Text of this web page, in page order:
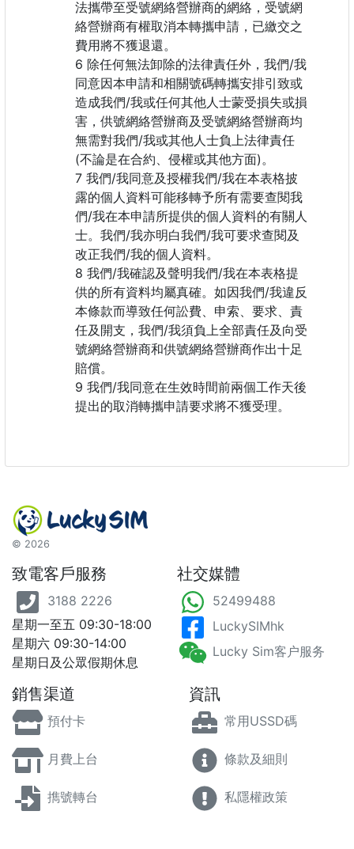
法攜帶至受號網絡營辦商的網絡，受號網
絡營辦商有權取消本轉攜申請，已繳交之
費用將不獲退還。
除任何無法卸除的法律責任外，我們/我
同意因本申請和相關號碼轉攜安排引致或
造成我們/我或任何其他人士蒙受損失或損
害，供號網絡營辦商及受號網絡營辦商均
無需對我們/我或其他人士負上法律責任
(不論是在合約、侵權或其他方面)。
我們/我同意及授權我們/我在本表格披
露的個人資料可能移轉予所有需要查閱我
們/我在本申請所提供的個人資料的有關人
士。我們/我亦明白我們/我可要求查閱及
改正我們/我的個人資料。
我們/我確認及聲明我們/我在本表格提
供的所有資料均屬真確。如因我們/我違反
本條款而導致任何訟費、申索、要求、責
任及開支，我們/我須負上全部責任及向受
號網絡營辦商和供號網絡營辦商作出十足
賠償。
我們/我同意在生效時間前兩個工作天後
提出的取消轉攜申請要求將不獲受理。
© 2026
致電客戶服務
3188 2226
星期一至五 09:30-18:00
星期六 09:30-14:00
星期日及公眾假期休息
社交媒體
52499488
LuckySIMhk
Lucky Sim客户服务
銷售渠道
預付卡
月費上台
擕號轉台
資訊
常用USSD碼
條款及細則
私隱權政策